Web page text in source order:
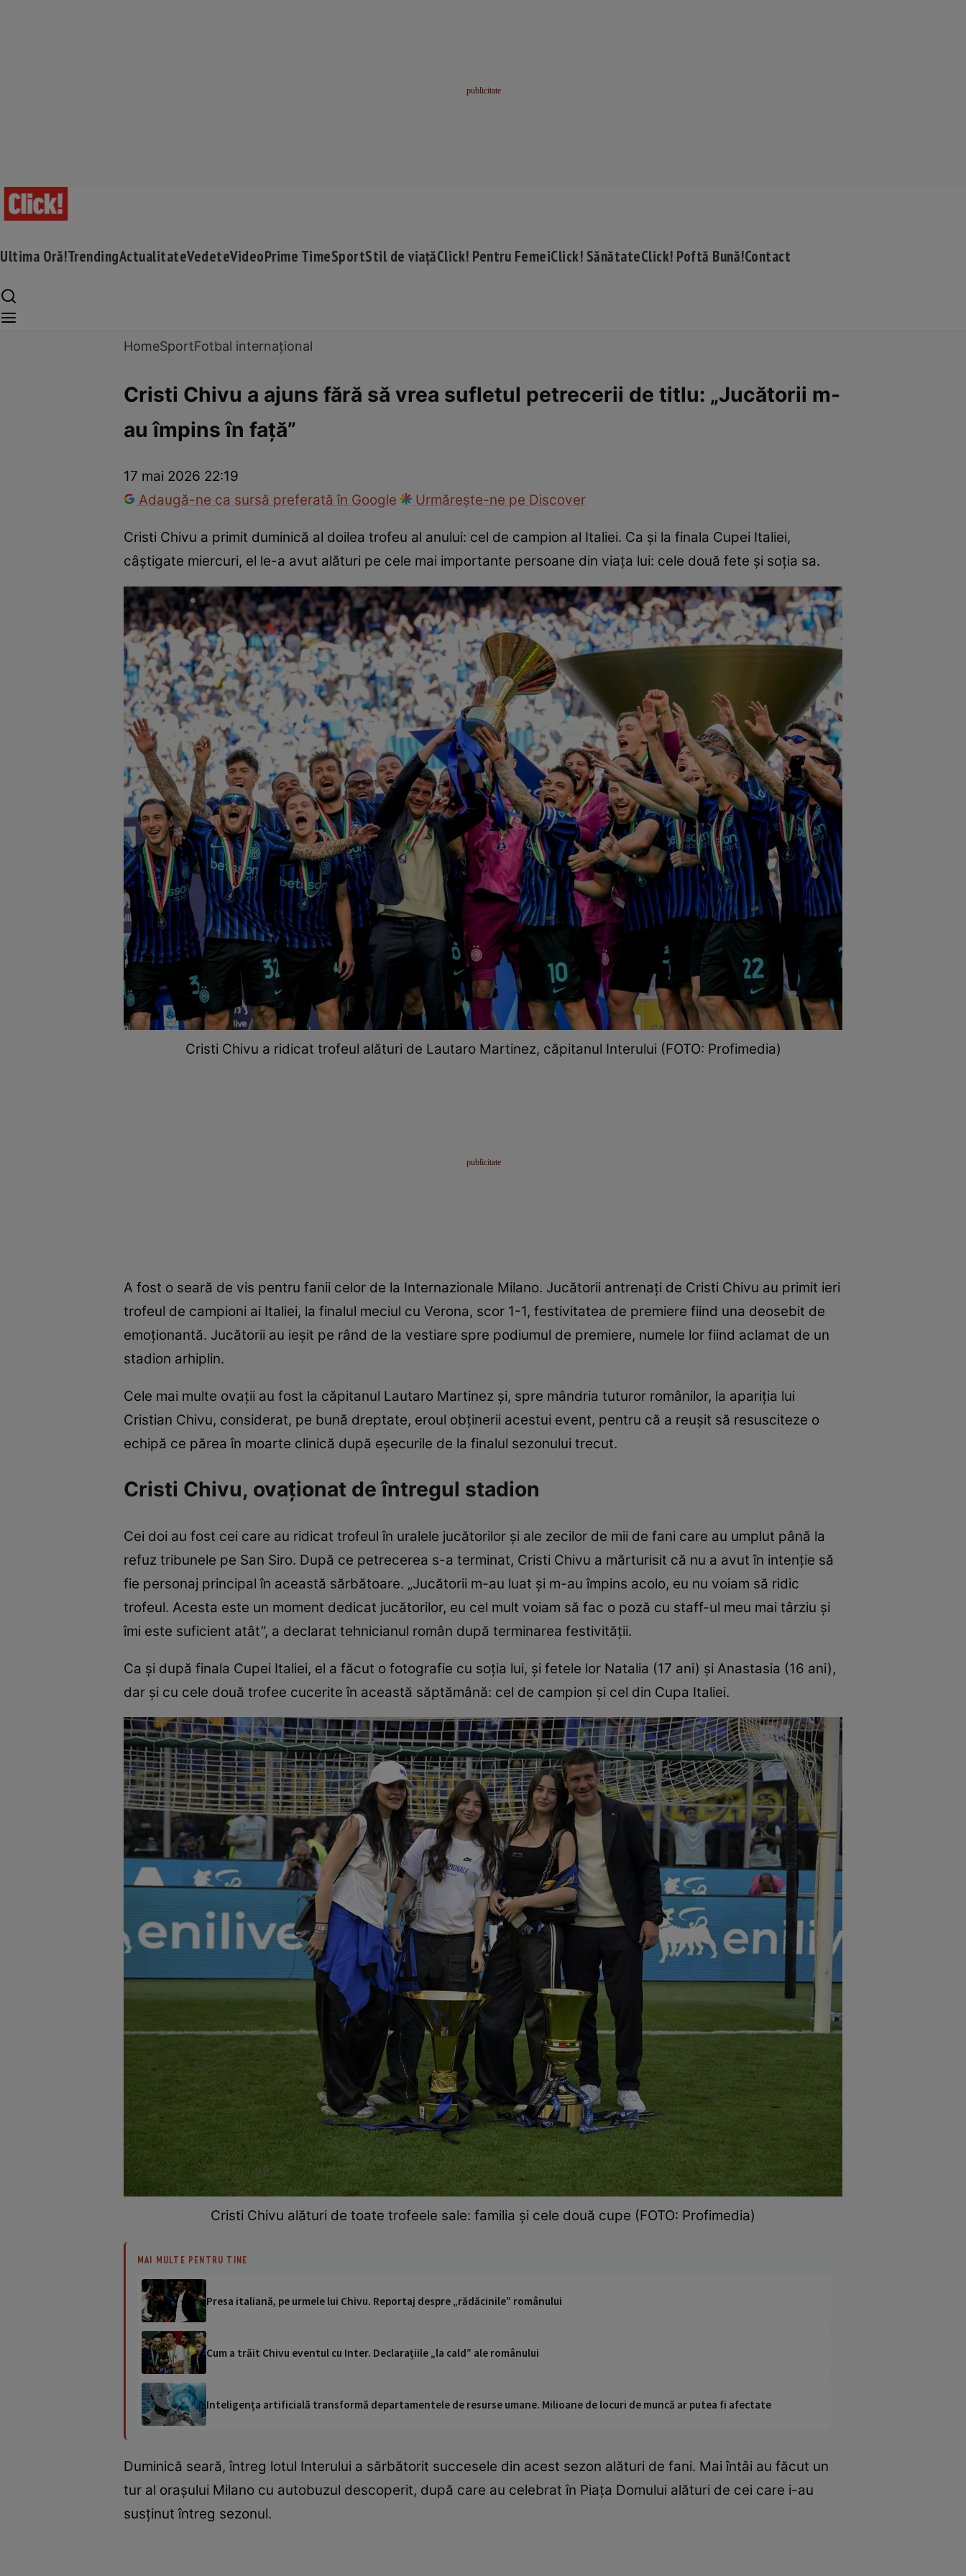
Ultima Oră!TrendingActualitateVedeteVideoPrime TimeSportStil de viațăClick! Pentru FemeiClick! SănătateClick! Poftă Bună!Contact
HomeSportFotbal internațional
Cristi Chivu a ajuns fără să vrea sufletul petrecerii de titlu: „Jucătorii m-
au împins în față”
17 mai 2026 22:19
Adaugă-ne ca sursă preferată în Google
Urmărește-ne pe Discover
Cristi Chivu a primit duminică al doilea trofeu al anului: cel de campion al Italiei. Ca și la finala Cupei Italiei,
câștigate miercuri, el le-a avut alături pe cele mai importante persoane din viața lui: cele două fete și soția sa.
Cristi Chivu a ridicat trofeul alături de Lautaro Martinez, căpitanul Interului (FOTO: Profimedia)
A fost o seară de vis pentru fanii celor de la Internazionale Milano. Jucătorii antrenați de Cristi Chivu au primit ieri
trofeul de campioni ai Italiei, la finalul meciul cu Verona, scor 1-1, festivitatea de premiere fiind una deosebit de
emoționantă. Jucătorii au ieșit pe rând de la vestiare spre podiumul de premiere, numele lor fiind aclamat de un
stadion arhiplin.
Cele mai multe ovații au fost la căpitanul Lautaro Martinez și, spre mândria tuturor românilor, la apariția lui
Cristian Chivu, considerat, pe bună dreptate, eroul obținerii acestui event, pentru că a reușit să resusciteze o
echipă ce părea în moarte clinică după eșecurile de la finalul sezonului trecut.
Cristi Chivu, ovaționat de întregul stadion
Cei doi au fost cei care au ridicat trofeul în uralele jucătorilor și ale zecilor de mii de fani care au umplut până la
refuz tribunele pe San Siro. După ce petrecerea s-a terminat, Cristi Chivu a mărturisit că nu a avut în intenție să
fie personaj principal în această sărbătoare. „Jucătorii m-au luat și m-au împins acolo, eu nu voiam să ridic
trofeul. Acesta este un moment dedicat jucătorilor, eu cel mult voiam să fac o poză cu staff-ul meu mai târziu și
îmi este suficient atât”, a declarat tehnicianul român după terminarea festivității.
Ca și după finala Cupei Italiei, el a făcut o fotografie cu soția lui, și fetele lor Natalia (17 ani) și Anastasia (16 ani),
dar și cu cele două trofee cucerite în această săptămână: cel de campion și cel din Cupa Italiei.
Cristi Chivu alături de toate trofeele sale: familia și cele două cupe (FOTO: Profimedia)
MAI MULTE PENTRU TINE
Presa italiană, pe urmele lui Chivu. Reportaj despre „rădăcinile” românului
Cum a trăit Chivu eventul cu Inter. Declarațiile „la cald” ale românului
Inteligența artificială transformă departamentele de resurse umane. Milioane de locuri de muncă ar putea fi afectate
Duminică seară, întreg lotul Interului a sărbătorit succesele din acest sezon alături de fani. Mai întâi au făcut un
tur al orașului Milano cu autobuzul descoperit, după care au celebrat în Piața Domului alături de cei care i-au
susținut întreg sezonul.